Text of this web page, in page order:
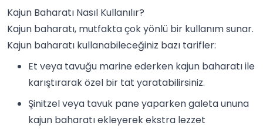
Kajun Baharatı Nasıl Kullanılır?
Kajun baharatı, mutfakta çok yönlü bir kullanım sunar.
Kajun baharatı kullanabileceğiniz bazı tarifler:
Et veya tavuğu marine ederken kajun baharatı ile
karıştırarak özel bir tat yaratabilirsiniz.
Şinitzel veya tavuk pane yaparken galeta ununa
kajun baharatı ekleyerek ekstra lezzet